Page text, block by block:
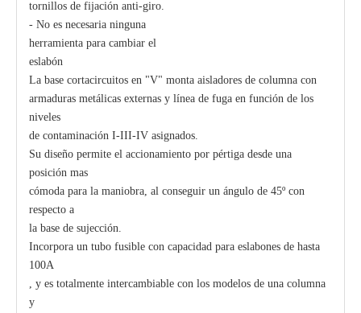
tornillos de fijación anti-giro.
- No es necesaria ninguna
herramienta para cambiar el
eslabón
La base cortacircuitos en "V" monta aisladores de columna con
armaduras metálicas externas y línea de fuga en función de los
niveles
de contaminación I-III-IV asignados.
Su diseño permite el accionamiento por pértiga desde una
posición mas
cómoda para la maniobra, al conseguir un ángulo de 45º con
respecto a
la base de sujección.
Incorpora un tubo fusible con capacidad para eslabones de hasta
100A
, y es totalmente intercambiable con los modelos de una columna
y